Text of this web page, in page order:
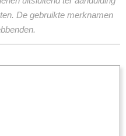
De gebruikte merknamen